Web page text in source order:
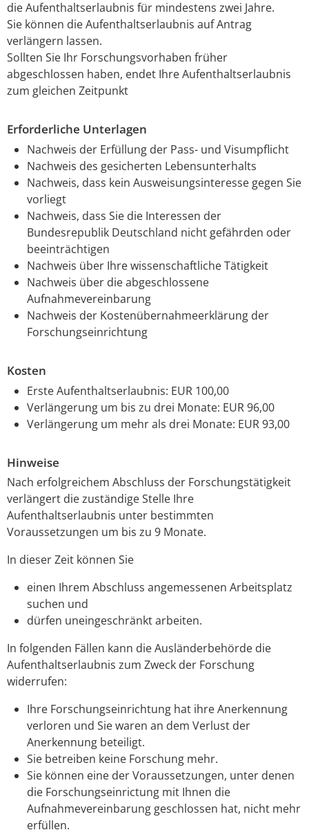
die Aufenthaltserlaubnis für mindestens zwei Jahre.
Sie können die Aufenthaltserlaubnis auf Antrag
verlängern lassen.
Sollten Sie Ihr Forschungsvorhaben früher
abgeschlossen haben, endet Ihre Aufenthaltserlaubnis
zum gleichen Zeitpunkt
Erforderliche Unterlagen
Nachweis der Erfüllung der Pass- und Visumpflicht
Nachweis des gesicherten Lebensunterhalts
Nachweis, dass kein Ausweisungsinteresse gegen Sie
vorliegt
Nachweis, dass Sie die Interessen der
Bundesrepublik Deutschland nicht gefährden oder
beeinträchtigen
Nachweis über Ihre wissenschaftliche Tätigkeit
Nachweis über die abgeschlossene
Aufnahmevereinbarung
Nachweis der Kostenübernahmeerklärung der
Forschungseinrichtung
Kosten
Erste Aufenthaltserlaubnis: EUR 100,00
Verlängerung um bis zu drei Monate: EUR 96,00
Verlängerung um mehr als drei Monate: EUR 93,00
Hinweise
Nach erfolgreichem Abschluss der Forschungstätigkeit
verlängert die zuständige Stelle Ihre
Aufenthaltserlaubnis unter bestimmten
Voraussetzungen um bis zu 9 Monate.
In dieser Zeit können Sie
einen Ihrem Abschluss angemessenen Arbeitsplatz
suchen und
dürfen uneingeschränkt arbeiten.
In folgenden Fällen kann die Ausländerbehörde die
Aufenthaltserlaubnis zum Zweck der Forschung
widerrufen:
Ihre Forschungseinrichtung hat ihre Anerkennung
verloren und Sie waren an dem Verlust der
Anerkennung beteiligt.
Sie betreiben keine Forschung mehr.
Sie können eine der Voraussetzungen, unter denen
die Forschungseinrictung mit Ihnen die
Aufnahmevereinbarung geschlossen hat, nicht mehr
erfüllen.